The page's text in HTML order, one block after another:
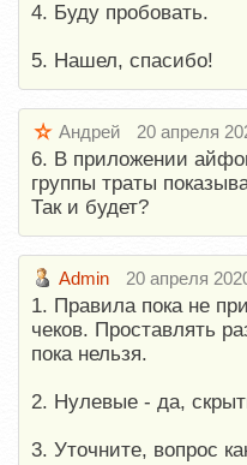
4. Буду пробовать.
5. Нашел, спасибо!
Андрей 20 апреля
6. В приложении
группы траты
Так и будет?
Admin 20 апреля
1. Правила пока не
чеков. Проставлять
пока нельзя.
2. Нулевые - да,
3. Уточните, вопрос